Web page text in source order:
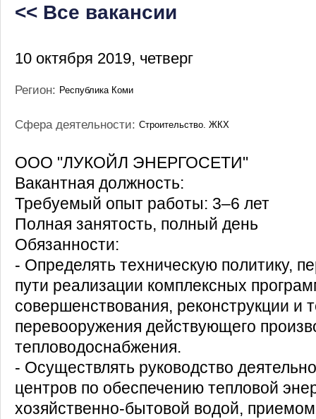
<< Все вакансии
10 октября 2019, четверг
Регион: Республика Коми
Сфера деятельности: Строительство. ЖКХ
ООО "ЛУКОЙЛ ЭНЕРГОСЕТИ"
Вакантная должность:
Требуемый опыт работы: 3–6 лет
Полная занятость, полный день
Обязанности:
- Определять техническую политику,
пути реализации комплексных
совершенствования, реконструкции и
перевооружения действующего
тепловодоснабжения.
- Осуществлять руководство
центров по обеспечению тепловой
хозяйственно-бытовой водой,